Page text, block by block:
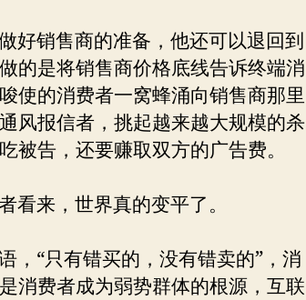
好销售商的准备，他还可以退回到
的是将销售商价格底线告诉终端消
使的消费者一窝蜂涌向销售商那里
风报信者，挑起越来越大规模的杀
被告，还要赚取双方的广告费。
来，世界真的变平了。
，“只有错买的，没有错卖的”，消
消费者成为弱势群体的根源，互联